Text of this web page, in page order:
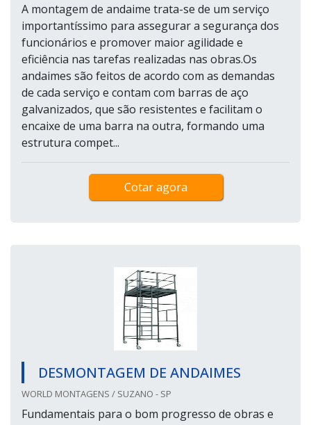
A montagem de andaime trata-se de um serviço
importantíssimo para assegurar a segurança dos
funcionários e promover maior agilidade e
eficiência nas tarefas realizadas nas obras.Os
andaimes são feitos de acordo com as demandas
de cada serviço e contam com barras de aço
galvanizados, que são resistentes e facilitam o
encaixe de uma barra na outra, formando uma
estrutura compet...
Cotar agora
DESMONTAGEM DE ANDAIMES
WORLD MONTAGENS / SUZANO - SP
Fundamentais para o bom progresso de obras e